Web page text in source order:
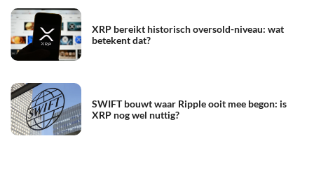
XRP bereikt historisch oversold-niveau: wat
betekent dat?
SWIFT bouwt waar Ripple ooit mee begon: is
XRP nog wel nuttig?